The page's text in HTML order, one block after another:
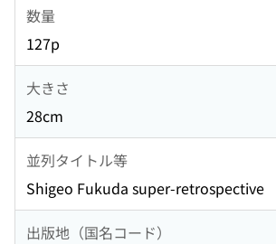
数量
127p
大きさ
28cm
並列タイトル等
Shigeo Fukuda super-retrospective
出版地（国名コード）